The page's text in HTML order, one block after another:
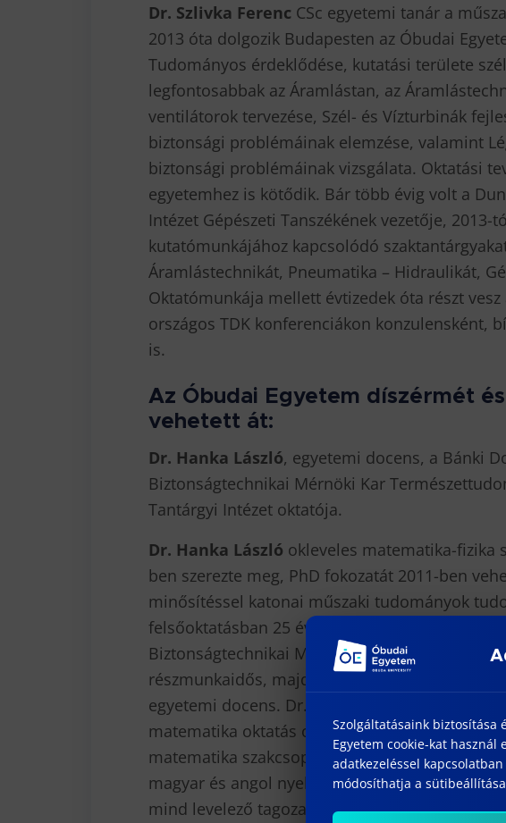
Dr. Szlivka Ferenc CSc egyetemi tanár a
2013 óta dolgozik Budapesten az Óbudai
Tudományos érdeklődése, kutatási területe
legfontosabbak az Áramlástan, az
ventilátorok tervezése, Szél- és Vízturbinák
biztonsági problémáinak elemzése, valamint
biztonsági problémáinak vizsgálata. Oktatási
egyetemhez is kötődik. Bár több évig volt a
Intézet Gépészeti Tanszékének vezetője, 2013-
kutatómunkájához kapcsolódó
Áramlástechnikát, Pneumatika – Hidraulikát,
Oktatómunkája mellett évtizedek óta részt vesz
országos TDK konferenciákon konzulensként,
is.
Az Óbudai Egyetem díszérmét
vehetett át:
Dr. Hanka László, egyetemi docens, a Bánki
Biztonságtechnikai Mérnöki Kar
Tantárgyi Intézet oktatója.
Dr. Hanka László okleveles matematika-fizika
ben szerezte meg, PhD fokozatát 2011-ben
minősítéssel katonai műszaki tudományok
felsőoktatásban 25 éve oktat, az Óbudai
Biztonságtechnikai Mérnöki Kara 2007-től
részmunkaidős, majd 2011-től teljes állású
egyetemi docens. Dr. Hanka László hosszú
matematika oktatás oszlopos tagja. 2016 óta
matematika szakcsoport oktatási
magyar és angol nyelvű előadásait és
mind levelező tagozaton. Felzárkóztató órákat
Szolgáltatásaink biztosítása
Egyetem cookie-kat használ
adatkezeléssel
módosíthatja a